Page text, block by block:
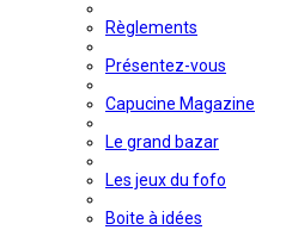
Règlements
Présentez-vous
Capucine Magazine
Le grand bazar
Les jeux du fofo
Boite à idées